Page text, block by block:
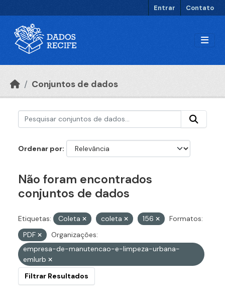
Entrar Contato
Conjuntos de dados
Ordenar por
Não foram encontrados
conjuntos de dados
Etiquetas: Coleta coleta 156
Formatos:
PDF
Organizações:
empresa-de-manutencao-e-limpeza-urbana-
emlurb
Filtrar Resultados